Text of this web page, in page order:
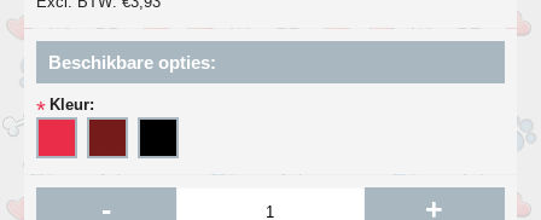
Beschikbare opties:
* Kleur:
- +